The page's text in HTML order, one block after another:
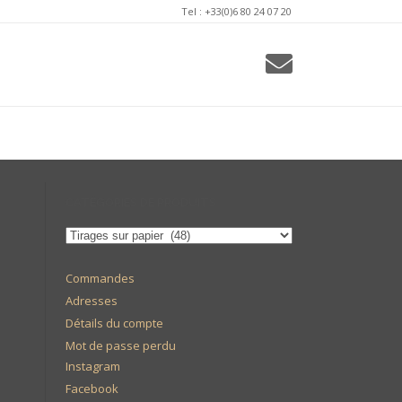
Tel : +33(0)6 80 24 07 20
Commandes
Adresses
Détails du compte
Mot de passe perdu
Instagram
Facebook